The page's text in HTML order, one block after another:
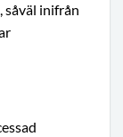
såväl inifrån